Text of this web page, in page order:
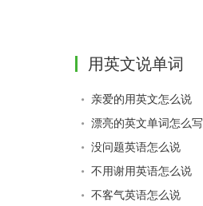
用英文说单词
亲爱的用英文怎么说
漂亮的英文单词怎么写
没问题英语怎么说
不用谢用英语怎么说
不客气英语怎么说